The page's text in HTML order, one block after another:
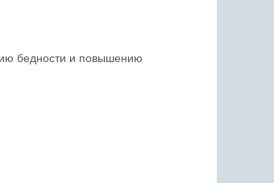
бедности и повышению